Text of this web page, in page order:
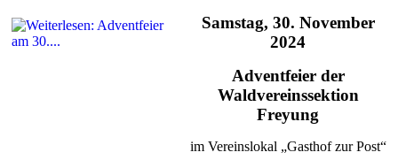
Samstag, 30. November
2024
Adventfeier der
Waldvereinssektion
Freyung
im Vereinslokal „Gasthof zur Post“